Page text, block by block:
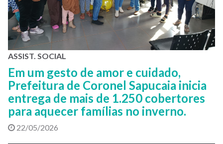
ASSIST. SOCIAL
Em um gesto de amor e cuidado,
Prefeitura de Coronel Sapucaia inicia
entrega de mais de 1.250 cobertores
para aquecer famílias no inverno.
22/05/2026